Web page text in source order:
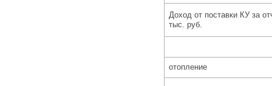
Доход от поставки КУ за
тыс. руб.
отопление